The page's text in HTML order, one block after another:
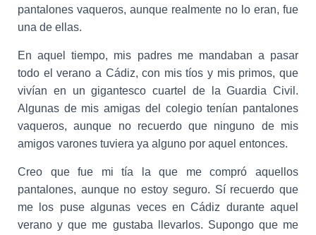
pantalones vaqueros, aunque realmente no lo eran, fue
una de ellas.
En aquel tiempo, mis padres me mandaban a pasar
todo el verano a Cádiz, con mis tíos y mis primos, que
vivían en un gigantesco cuartel de la Guardia Civil.
Algunas de mis amigas del colegio tenían pantalones
vaqueros, aunque no recuerdo que ninguno de mis
amigos varones tuviera ya alguno por aquel entonces.
Creo que fue mi tía la que me compró aquellos
pantalones, aunque no estoy seguro. Sí recuerdo que
me los puse algunas veces en Cádiz durante aquel
verano y que me gustaba llevarlos. Supongo que me